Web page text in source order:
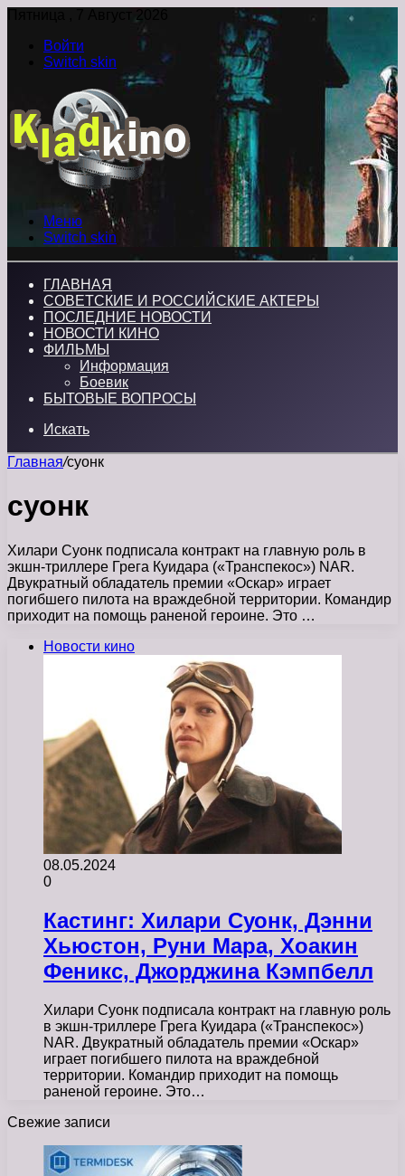
Пятница , 7 Август 2026
Войти
Switch skin
Меню
Switch skin
ГЛАВНАЯ
СОВЕТСКИЕ И РОССИЙСКИЕ АКТЕРЫ
ПОСЛЕДНИЕ НОВОСТИ
НОВОСТИ КИНО
ФИЛЬМЫ
Информация
Боевик
БЫТОВЫЕ ВОПРОСЫ
Искать
Главная/суонк
суонк
Хилари Суонк подписала контракт на главную роль в
экшн-триллере Грега Куидара («Транспекос») NAR.
Двукратный обладатель премии «Оскар» играет
погибшего пилота на враждебной территории. Командир
приходит на помощь раненой героине. Это …
Новости кино
08.05.2024
0
Кастинг: Хилари Суонк, Дэнни
Хьюстон, Руни Мара, Хоакин
Феникс, Джорджина Кэмпбелл
Хилари Суонк подписала контракт на главную роль
в экшн-триллере Грега Куидара («Транспекос»)
NAR. Двукратный обладатель премии «Оскар»
играет погибшего пилота на враждебной
территории. Командир приходит на помощь
раненой героине. Это…
Свежие записи